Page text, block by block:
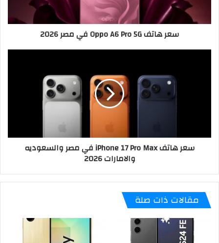
سعر هاتف Oppo A6 Pro 5G في مصر 2026
سعر هاتف iPhone 17 Pro Max في مصر والسعوديه
والامارات 2026
مقالات ذات صلة